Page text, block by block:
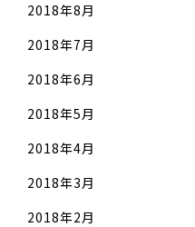
2018年8月
2018年7月
2018年6月
2018年5月
2018年4月
2018年3月
2018年2月